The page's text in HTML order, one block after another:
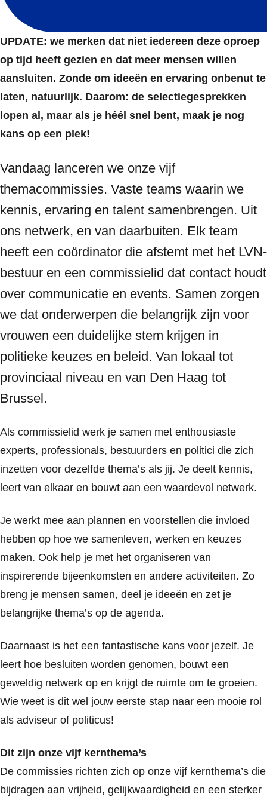
UPDATE: we merken dat niet iedereen deze oproep
op tijd heeft gezien en dat meer mensen willen
aansluiten. Zonde om ideeën en ervaring onbenut te
laten, natuurlijk. Daarom: de selectiegesprekken
lopen al, maar als je héél snel bent, maak je nog
kans op een plek!
Vandaag lanceren we onze vijf
themacommissies. Vaste teams waarin we
kennis, ervaring en talent samenbrengen. Uit
ons netwerk, en van daarbuiten. Elk team
heeft een coördinator die afstemt met het LVN-
bestuur en een commissielid dat contact houdt
over communicatie en events. Samen zorgen
we dat onderwerpen die belangrijk zijn voor
vrouwen een duidelijke stem krijgen in
politieke keuzes en beleid. Van lokaal tot
provinciaal niveau en van Den Haag tot
Brussel.
Als commissielid werk je samen met enthousiaste
experts, professionals, bestuurders en politici die zich
inzetten voor dezelfde thema’s als jij. Je deelt kennis,
leert van elkaar en bouwt aan een waardevol netwerk.
Je werkt mee aan plannen en voorstellen die invloed
hebben op hoe we samenleven, werken en keuzes
maken. Ook help je met het organiseren van
inspirerende bijeenkomsten en andere activiteiten. Zo
breng je mensen samen, deel je ideeën en zet je
belangrijke thema’s op de agenda.
Daarnaast is het een fantastische kans voor jezelf. Je
leert hoe besluiten worden genomen, bouwt een
geweldig netwerk op en krijgt de ruimte om te groeien.
Wie weet is dit wel jouw eerste stap naar een mooie rol
als adviseur of politicus!
Dit zijn onze vijf kernthema’s
De commissies richten zich op onze vijf kernthema’s die
bijdragen aan vrijheid, gelijkwaardigheid en een sterker